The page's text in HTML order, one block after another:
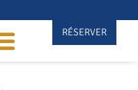
RÉSERVER